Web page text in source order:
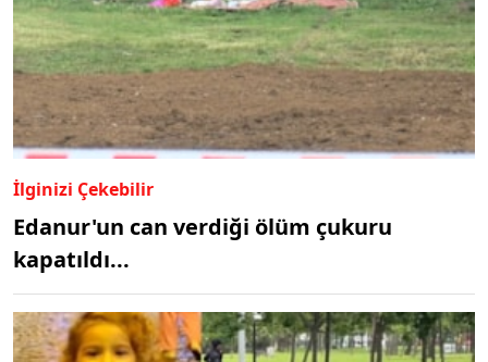
İlginizi Çekebilir
Edanur'un can verdiği ölüm çukuru
kapatıldı...